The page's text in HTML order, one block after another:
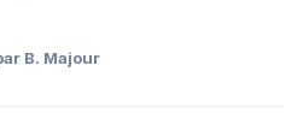
B. Majour